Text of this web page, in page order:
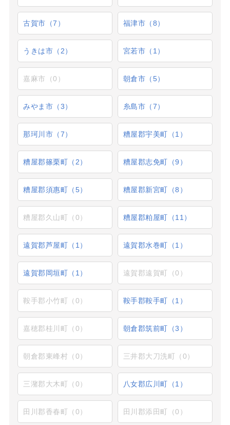
古賀市（7） 福津市（8）
うきは市（2） 宮若市（1）
嘉麻市（0） 朝倉市（5）
みやま市（3） 糸島市（7）
那珂川市（7） 糟屋郡宇美町（1）
糟屋郡篠栗町（2） 糟屋郡志免町（9）
糟屋郡須惠町（5） 糟屋郡新宮町（8）
糟屋郡久山町（0） 糟屋郡粕屋町（11）
遠賀郡芦屋町（1） 遠賀郡水巻町（1）
遠賀郡岡垣町（1） 遠賀郡遠賀町（0）
鞍手郡小竹町（0） 鞍手郡鞍手町（1）
嘉穂郡桂川町（0） 朝倉郡筑前町（3）
朝倉郡東峰村（0） 三井郡大刀洗町（0）
三潴郡大木町（0） 八女郡広川町（1）
田川郡香春町（0） 田川郡添田町（0）